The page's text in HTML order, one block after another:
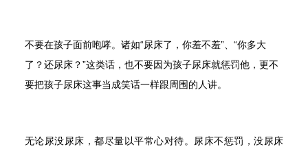
不要在孩子面前咆哮。诸如“尿床了，你羞不羞”、“你多大
了？还尿床？”这类话，也不要因为孩子尿床就惩罚他，更不
要把孩子尿床这事当成笑话一样跟周围的人讲。
无论尿没尿床，都尽量以平常心对待。尿床不惩罚，没尿床